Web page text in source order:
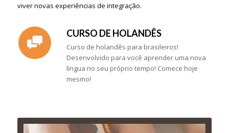
viver novas experiências de integração.
CURSO DE HOLANDÊS
Curso de holandês para brasileiros!
Desenvolvido para você aprender uma nova
língua no seu próprio tempo! Comece hoje
mesmo!